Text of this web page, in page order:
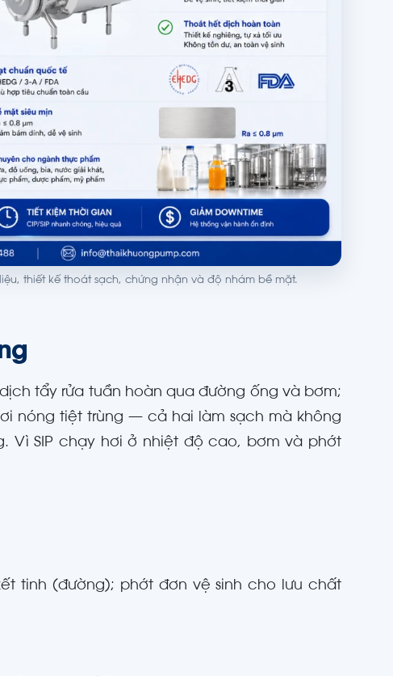
thiết kế thoát sạch, chứng nhận và độ nhám bề mặt.
tẩy rửa tuần hoàn qua đường ống và bơm;
nóng tiệt trùng — cả hai làm sạch mà không
Vì SIP chạy hơi ở nhiệt độ cao, bơm và phớt
tinh (đường); phớt đơn vệ sinh cho lưu chất